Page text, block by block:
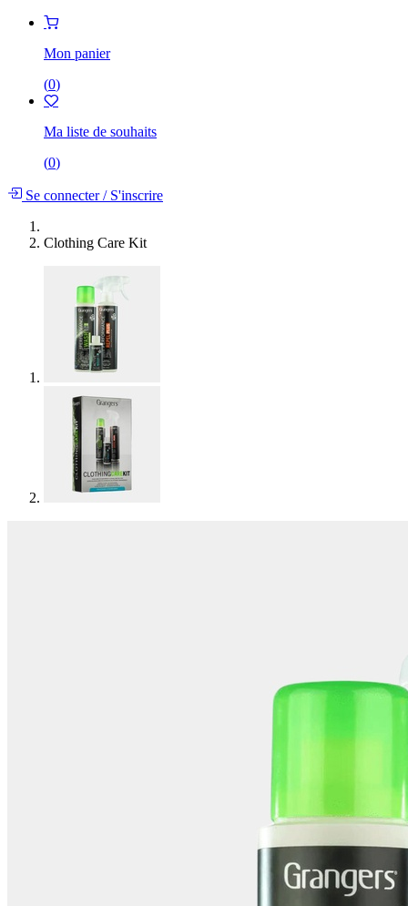
Mon panier
(0)
Ma liste de souhaits
(0)
Se connecter/S'inscrire
Clothing Care Kit